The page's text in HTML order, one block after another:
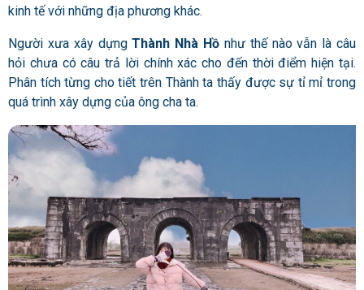
kinh tế với những địa phương khác.
Người xưa xây dựngThành Nhà Hồ như thế nào vẫn là câu
hỏi chưa có câu trả lời chính xác cho đến thời điểm hiện tại.
Phân tích từng cho tiết trên Thànhta thấy được sự tỉ mỉ trong
quá trình xây dựng của ông cha ta.